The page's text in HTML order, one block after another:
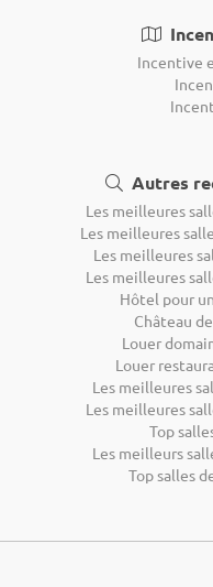
Incentive
Autres
Les meilleures
Les meilleures
Les meilleures
Les meilleures
Hôtel pour
Château
Louer
Louer
Les meilleures
Les meilleures
Top
Les meilleurs
Top salles